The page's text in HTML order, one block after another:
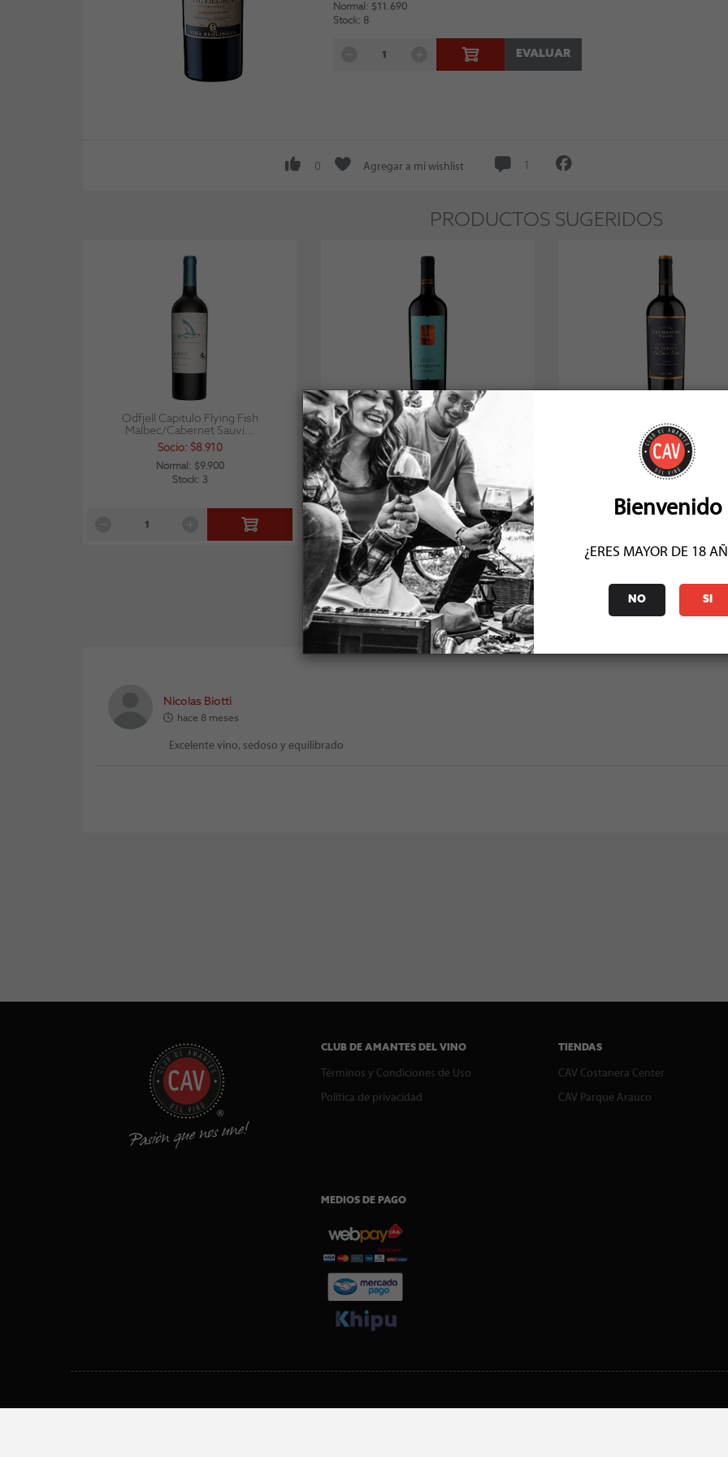
Normal: $11.690
Stock: 8
EVALUAR
0 Agregar a mi wishlist 1
PRODUCTOS SUGERIDOS
Odfjell Capitulo Flying Fish
Malbec/Cabernet Sauvi...
Socio: $8.910
Normal: $9.900
Stock: 3
Las Veletas Petit Verdot/Cabernet Franc
2023
Socio: $10.791
Normal: $11.990
Stock: 21
Familia 202...
Socio: $11.691
Normal: $12.990
Stock: 20
COMENTARIOS (1)
Nicolas Biotti
hace 8 meses
Excelente vino, sedoso y equilibrado
Bienvenido
¿ERES MAYOR DE 18
NO SI
CLUB DE AMANTES DEL VINO
Términos y Condiciones de Uso
Política de privacidad
TIENDAS
CAV Costanera Center
CAV Parque Arauco
MEDIOS DE PAGO